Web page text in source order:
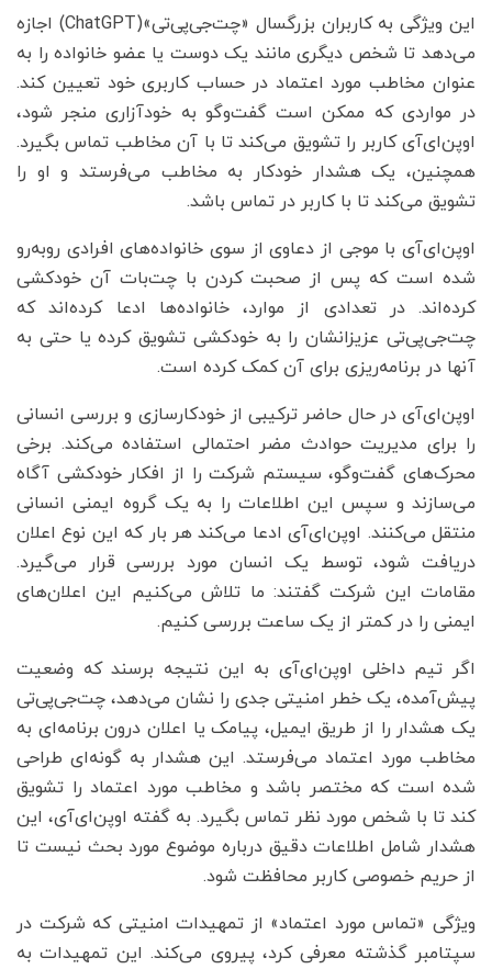
این ویژگی به کاربران بزرگسال «چت‌جی‌پی‌تی»(ChatGPT) اجازه
می‌دهد تا شخص دیگری مانند یک دوست یا عضو خانواده را به
عنوان مخاطب مورد اعتماد در حساب کاربری خود تعیین کند.
در مواردی که ممکن است گفت‌وگو به خودآزاری منجر شود،
اوپن‌ای‌آی کاربر را تشویق می‌کند تا با آن مخاطب تماس بگیرد.
همچنین، یک هشدار خودکار به مخاطب می‌فرستد و او را
تشویق می‌کند تا با کاربر در تماس باشد.
اوپن‌ای‌آی با موجی از دعاوی از سوی خانواده‌های افرادی روبه‌رو
شده است که پس از صحبت کردن با چت‌بات آن خودکشی
کرده‌اند. در تعدادی از موارد، خانواده‌ها ادعا کرده‌اند که
چت‌جی‌پی‌تی عزیزانشان را به خودکشی تشویق کرده یا حتی به
آنها در برنامه‌ریزی برای آن کمک کرده است.
اوپن‌ای‌آی در حال حاضر ترکیبی از خودکارسازی و بررسی انسانی
را برای مدیریت حوادث مضر احتمالی استفاده می‌کند. برخی
محرک‌های گفت‌وگو، سیستم شرکت را از افکار خودکشی آگاه
می‌سازند و سپس این اطلاعات را به یک گروه ایمنی انسانی
منتقل می‌کنند. اوپن‌ای‌آی ادعا می‌کند هر بار که این نوع اعلان
دریافت شود، توسط یک انسان مورد بررسی قرار می‌گیرد.
مقامات این شرکت گفتند: ما تلاش می‌کنیم این اعلان‌های
ایمنی را در کمتر از یک ساعت بررسی کنیم.
اگر تیم داخلی اوپن‌ای‌آی به این نتیجه برسند که وضعیت
پیش‌آمده، یک خطر امنیتی جدی را نشان می‌دهد، چت‌جی‌پی‌تی
یک هشدار را از طریق ایمیل، پیامک یا اعلان درون برنامه‌ای به
مخاطب مورد اعتماد می‌فرستد. این هشدار به گونه‌ای طراحی
شده است که مختصر باشد و مخاطب مورد اعتماد را تشویق
کند تا با شخص مورد نظر تماس بگیرد. به گفته اوپن‌ای‌آی، این
هشدار شامل اطلاعات دقیق درباره موضوع مورد بحث نیست تا
از حریم خصوصی کاربر محافظت شود.
ویژگی «تماس مورد اعتماد» از تمهیدات امنیتی که شرکت در
سپتامبر گذشته معرفی کرد، پیروی می‌کند. این تمهیدات به